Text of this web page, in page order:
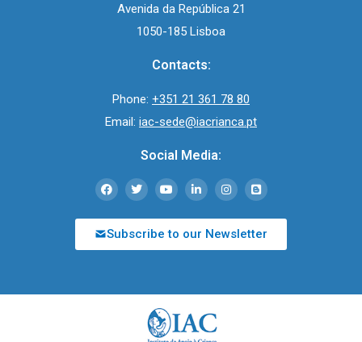
Avenida da República 21
1050-185 Lisboa
Contacts:
Phone: +351 21 361 78 80
Email: iac-sede@iacrianca.pt
Social Media:
Subscribe to our Newsletter